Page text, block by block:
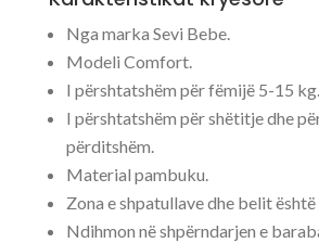
Nga marka Sevi Bebe.
Modeli Comfort.
I përshtatshëm për fëmijë 5-15 kg.
I përshtatshëm për shëtitje dhe
përditshëm.
Material pambuku.
Zona e shpatullave dhe belit është
Ndihmon në shpërndarjen e